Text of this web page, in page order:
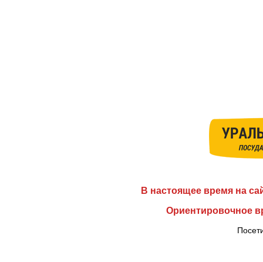
В настоящее время на
Ориентировочное